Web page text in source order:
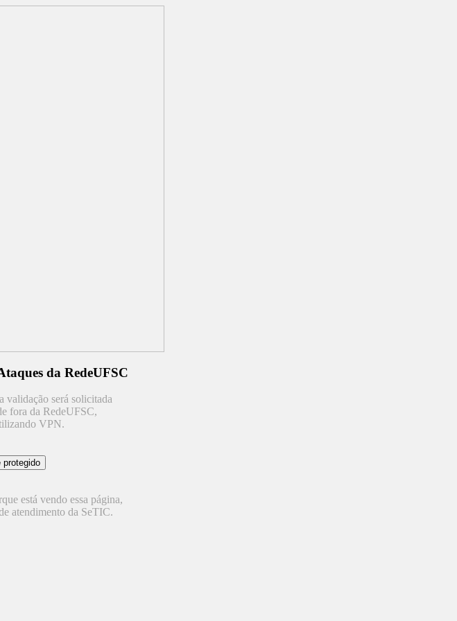
da RedeUFSC
validação será solicitada
fora da RedeUFSC,
VPN.
está vendo essa página,
atendimento da SeTIC.